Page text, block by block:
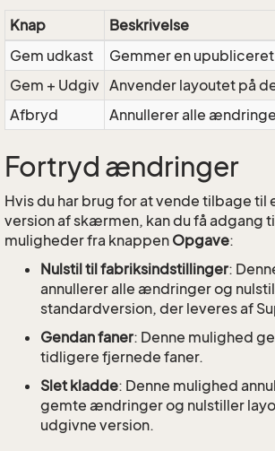
Knap
Beskrivelse
Gem udkast
Gemmer en
Gem + Udgiv Anvender layoutet på
Afbryd
Annullerer alle
Fortryd ændringer
Hvis du har brug for at vende tilbage til
version af skærmen, kan du få adgang
muligheder fra knappen Opgave:
Nulstil til fabriksindstillinger:
annullerer alle ændringer og
standardversion, der leveres af
Gendan faner: Denne mulighed
tidligere fjernede faner.
Slet kladde: Denne mulighed
gemte ændringer og nulstiller
udgivne version.